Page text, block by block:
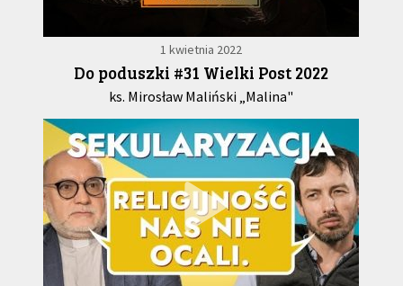
1 kwietnia 2022
Do poduszki #31 Wielki Post 2022
ks. Mirosław Maliński „Malina"